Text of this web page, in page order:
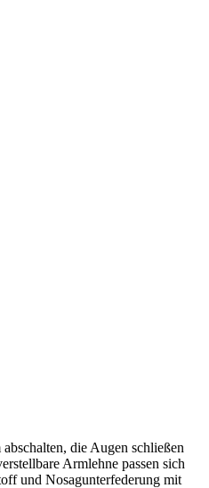
die Augen schließen
Armlehne passen sich
und Nosagunterfederung mit